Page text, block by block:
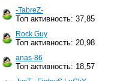
-TabreZ-
Топ активность: 37,85
Rock Guy
Топ активность: 20,98
anas-86
Топ активность: 18,57